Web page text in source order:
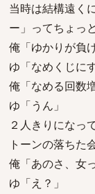
当時は結構遠く
ー」ってちょっ
俺「ゆかりが負
ゆ「なめくじに
俺「なめる回数
ゆ「うん」
２人きりになっ
トーンの落ちた
俺「あのさ、女
ゆ「え？」